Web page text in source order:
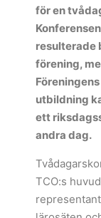
för en
resulterade
förening,
utbildning
ett
andra dag.
TCO:s